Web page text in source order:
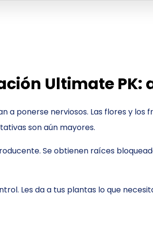
Ultimate PK:
a ponerse nerviosos. Las flores y
son aún mayores.
Se obtienen raíces
Les da a tus plantas lo que